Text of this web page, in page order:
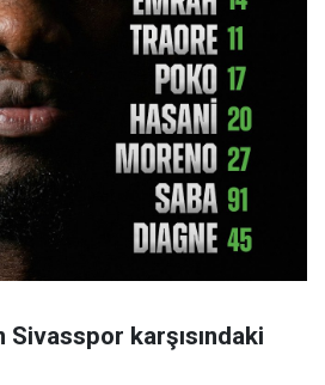
Sivasspor karşısındaki